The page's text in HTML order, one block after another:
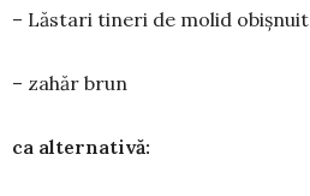
– Lăstari tineri de molid obișnuit
– zahăr brun
ca alternativă: